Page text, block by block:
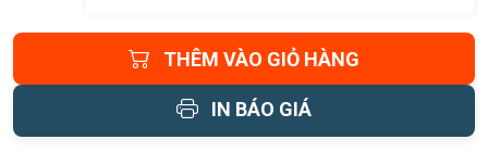
THÊM VÀO GIỎ HÀNG
IN BÁO GIÁ